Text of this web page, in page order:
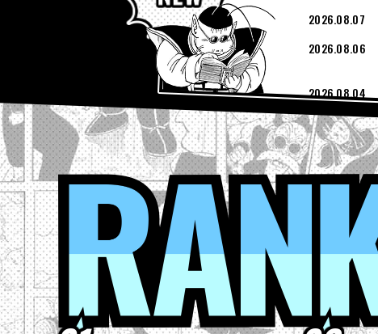
2026.08.07
2026.08.06
2026.08.04
2026.08.04
2026.08.04
2026.08.04
2026.08.03
2026.08.03
2026.08.01
2026.08.01